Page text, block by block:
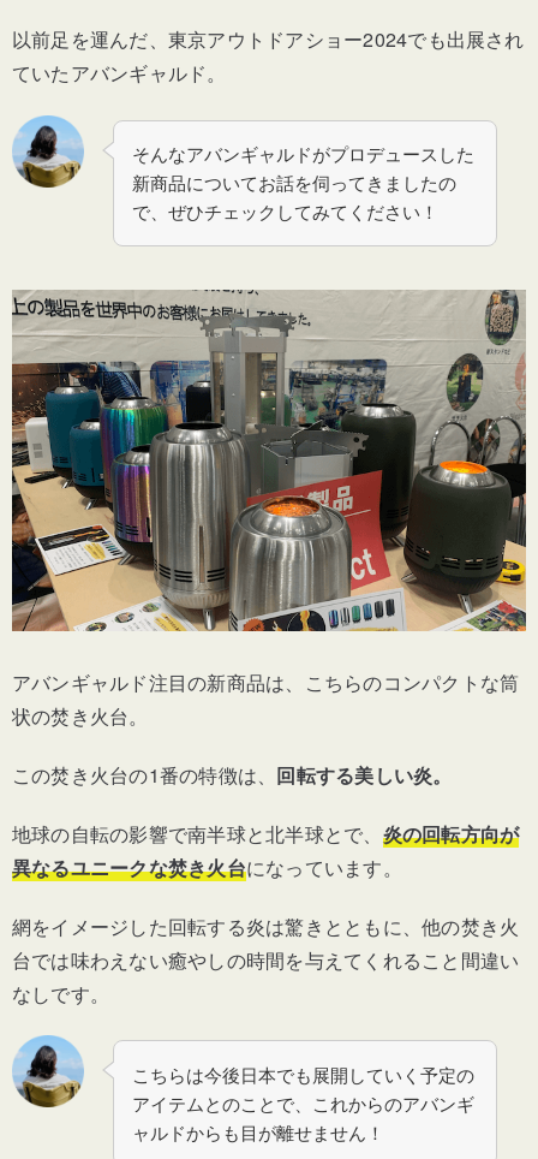
以前足を運んだ、東京アウトドアショー2024でも出展され
ていたアバンギャルド。
そんなアバンギャルドがプロデュースした
新商品についてお話を伺ってきましたの
で、ぜひチェックしてみてください！
アバンギャルド注目の新商品は、こちらのコンパクトな筒
状の焚き火台。
この焚き火台の1番の特徴は、 回転する美しい炎。
地球の自転の影響で南半球と北半球とで、 炎の回転方向が
異なるユニークな焚き火台になっています。
網をイメージした回転する炎は驚きとともに、他の焚き火
台では味わえない癒やしの時間を与えてくれること間違い
なしです。
こちらは今後日本でも展開していく予定の
アイテムとのことで、これからのアバンギ
ャルドからも目が離せません！